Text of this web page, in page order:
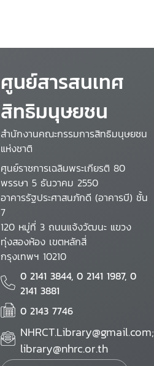
ศูนย์สารสนเทศ
สิทธิมนุษยชน
สำนักงานคณะกรรมการสิทธิมนุษยชน
แห่งชาติ
ศูนย์ราชการเฉลิมพระเกียรติ 80
พรรษา 5 ธันวาคม 2550
อาคารรัฐประศาสนภักดี (อาคารบี) ชั้น
7
120 หมู่ที่ 3 ถนนแจ้งวัฒนะ แขวง
ทุ่งสองห้อง เขตหลักสี่
กรุงเทพฯ 10210
0 2141 3844, 0 2141 1987, 0
2141 3881
0 2143 7746
NHRCT.Library@gmail.com;
library@nhrc.or.th